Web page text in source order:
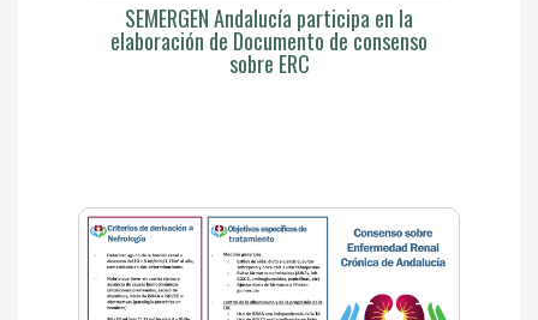
SEMERGEN Andalucía participa en la
elaboración de Documento de consenso
sobre ERC